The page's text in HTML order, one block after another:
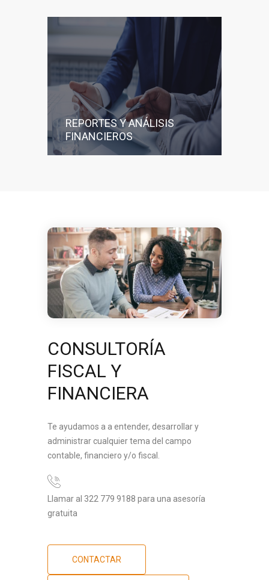
REPORTES Y ANÁLISIS
FINANCIEROS
CONSULTORÍA
FISCAL Y
FINANCIERA
Te ayudamos a a entender, desarrollar y
administrar cualquier tema del campo
contable, financiero y/o fiscal.
Llamar al 322 779 9188 para una asesoría
gratuita
CONTACTAR